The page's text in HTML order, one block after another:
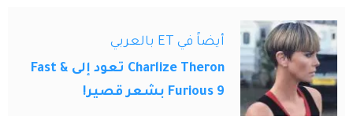
أيضاً في ET بالعربي
Charlize Theron تعود إلى Fast &
Furious 9 بشعر قصير!